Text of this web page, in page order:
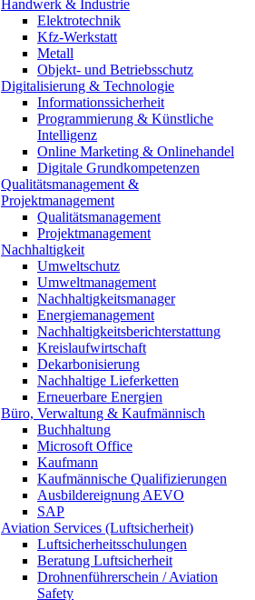
Handwerk & Industrie
Elektrotechnik
Kfz-Werkstatt
Metall
Objekt- und Betriebsschutz
Digitalisierung & Technologie
Informationssicherheit
Programmierung & Künstliche
Intelligenz
Online Marketing & Onlinehandel
Digitale Grundkompetenzen
Qualitätsmanagement &
Projektmanagement
Qualitätsmanagement
Projektmanagement
Nachhaltigkeit
Umweltschutz
Umweltmanagement
Nachhaltigkeitsmanager
Energiemanagement
Nachhaltigkeitsberichterstattung
Kreislaufwirtschaft
Dekarbonisierung
Nachhaltige Lieferketten
Erneuerbare Energien
Büro, Verwaltung & Kaufmännisch
Buchhaltung
Microsoft Office
Kaufmann
Kaufmännische Qualifizierungen
Ausbildereignung AEVO
SAP
Aviation Services (Luftsicherheit)
Luftsicherheitsschulungen
Beratung Luftsicherheit
Drohnenführerschein / Aviation
Safety